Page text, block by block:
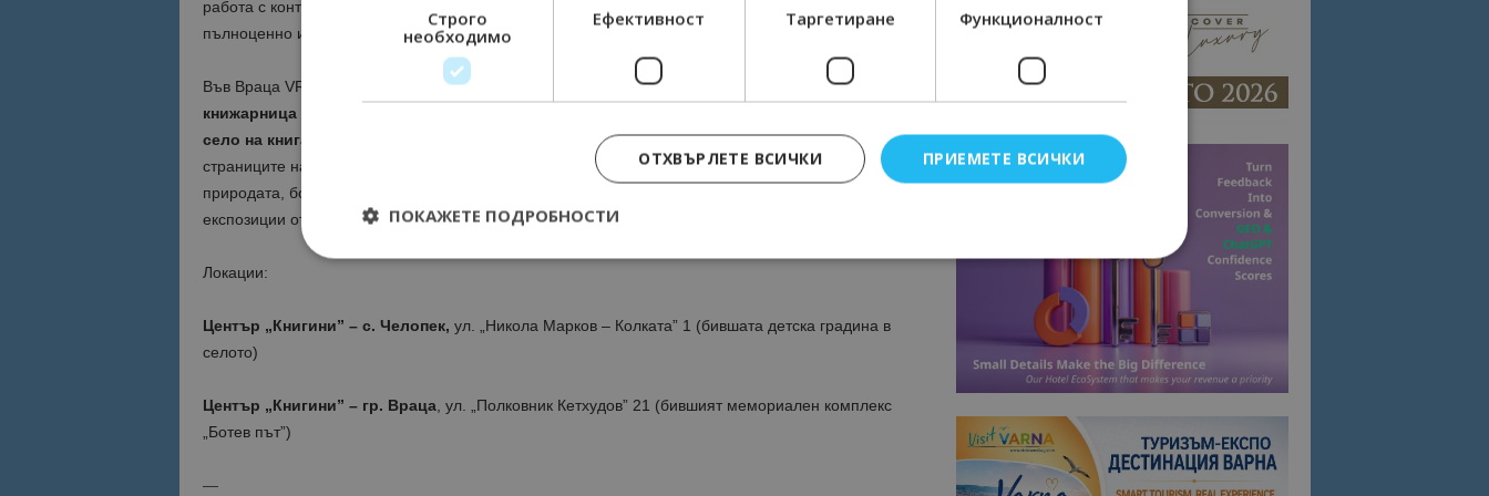
работа с контролерите, безопасното и свободно движение във виртуална среда, с цел
пълноценно изживяване във виртуална реалност.
Във Враца VR изживяването може да съчетаете с любима напитка или книга в
книжарница с благотворителна кауза „Книгини”,
село на книгата
– да се насладите на иновативна литературна разходка, прелиствайки
страниците на българска и световна литература по улиците на врачанското село, красотата на
природата, богатото културно-историческо наследство, чистия въздух и не на последно място –
експозиции от редки, антикварни книги на редица езици и арт инсталации.
Локации:
Център „Книгини” – с. Челопек, ул. „Никола Марков – Колката” 1 (бившата детска градина в
селото)
Център „Книгини” – гр. Враца, ул. „Полковник Кетхудов” 21 (бившият мемориален комплекс
„Ботев път”)
—
Строго
необходимо
Ефективност Таргетиране Функционалност
ПРИЕМЕТЕ ВСИЧКИ
ОТХВЪРЛЕТЕ ВСИЧКИ
ПОКАЖЕТЕ ПОДРОБНОСТИ
Строго необходимите бисквитки позволяват основната функционалност на уебсайта, като потребителско влизане и
управление на акаунта. Уебсайтът не може да се използва правилно без строго необходими бисквитки.
Име
Домейн
до
Описание
Тази бисквитка се използва, за да запомните съгласието
на потребителя за използването на бисквитки на сайта.